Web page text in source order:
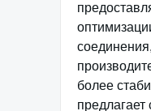
более
предлагает